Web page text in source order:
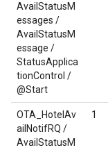
AvailStatusM
essages /
AvailStatusM
essage /
StatusApplica
tionControl /
@Start
OTA_HotelAv
ailNotifRQ /
AvailStatusM
1